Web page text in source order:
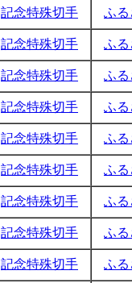
記念特殊切手 ふ
記念特殊切手 ふ
記念特殊切手 ふ
記念特殊切手 ふ
記念特殊切手 ふ
記念特殊切手 ふ
記念特殊切手 ふ
記念特殊切手 ふ
記念特殊切手 ふ